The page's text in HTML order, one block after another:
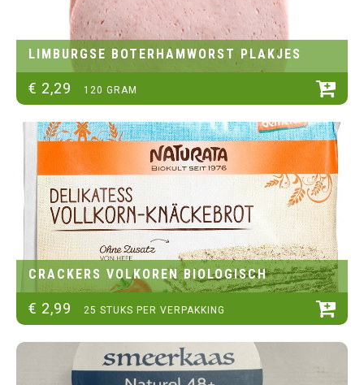
LIMBURGSE BOTERHAMWORST PLAKJES
€ 2,29 120 GRAM
CRACKERS VOLKOREN BIOLOGISCH
€ 2,99 25 STUKS PER VERPAKKING